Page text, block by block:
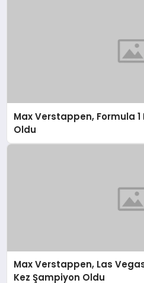
Max Verstappen, Formula
Oldu
Max Verstappen, Las
Kez Şampiyon Oldu